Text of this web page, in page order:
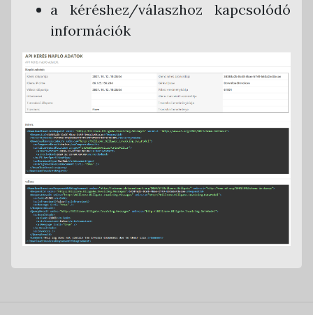
a kéréshez/válaszhoz kapcsolódó
információk